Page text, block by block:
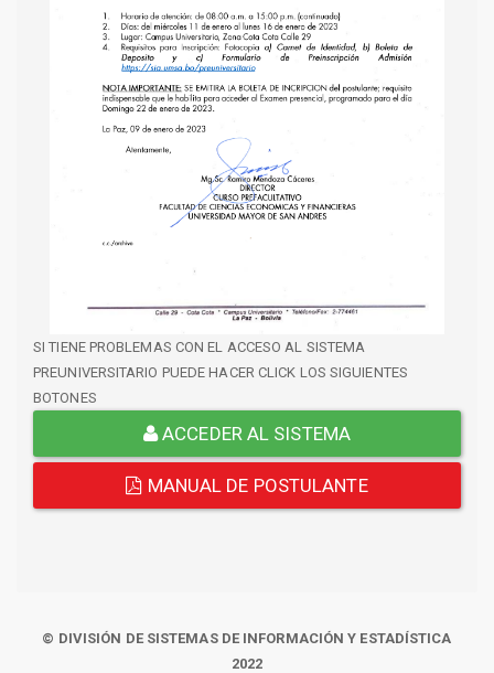
SI TIENE PROBLEMAS CON EL ACCESO AL SISTEMA
PREUNIVERSITARIO PUEDE HACER CLICK LOS SIGUIENTES
BOTONES
ACCEDER AL SISTEMA
MANUAL DE POSTULANTE
© DIVISIÓN DE SISTEMAS DE INFORMACIÓN Y ESTADÍSTICA
2022